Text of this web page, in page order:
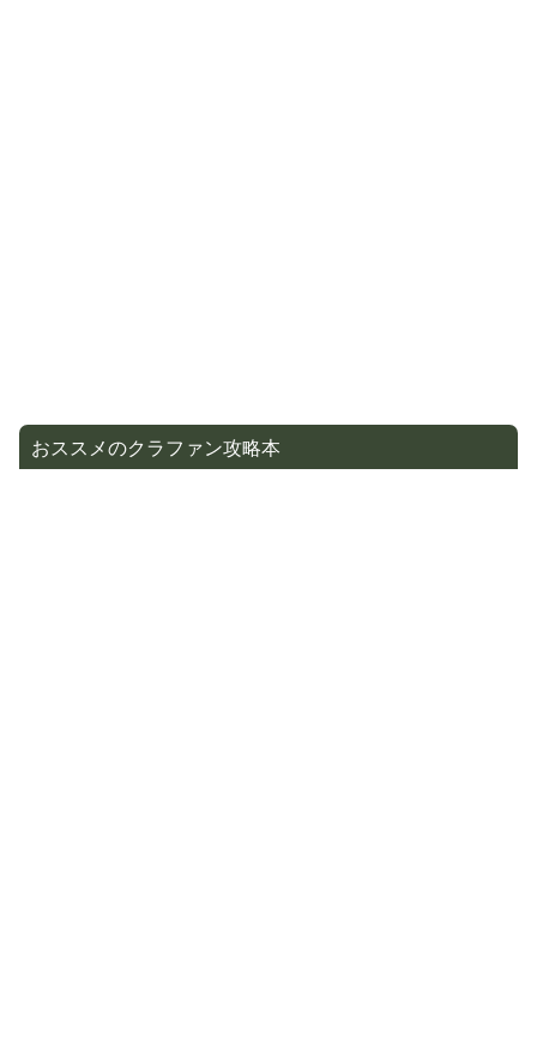
おススメのクラファン攻略本